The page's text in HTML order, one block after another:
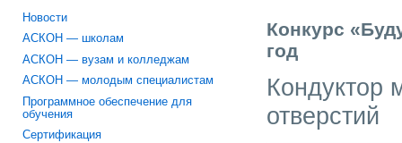
Новости
АСКОН — школам
АСКОН — вузам и колледжам
АСКОН — молодым специалистам
Программное обеспечение для
обучения
Сертификация
Конкурс
год
Кондуктор
отверстий